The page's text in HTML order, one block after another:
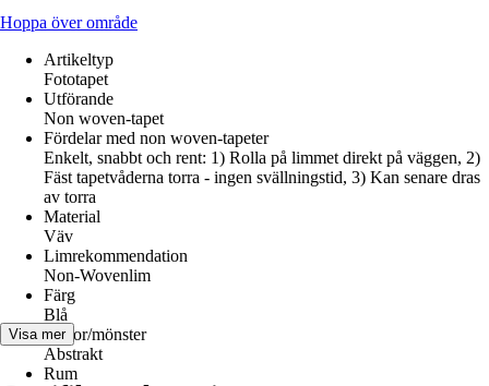
Hoppa över område
Artikeltyp
Fototapet
Utförande
Non woven-tapet
Fördelar med non woven-tapeter
Enkelt, snabbt och rent: 1) Rolla på limmet direkt på väggen, 2)
Fäst tapetvåderna torra - ingen svällningstid, 3) Kan senare dras
av torra
Material
Väv
Limrekommendation
Non-Wovenlim
Färg
Blå
Dekor/mönster
Abstrakt
Rum
Visa mer